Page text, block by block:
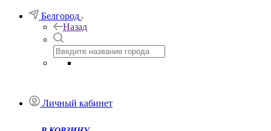
Белгород
Назад
Личный кабинет